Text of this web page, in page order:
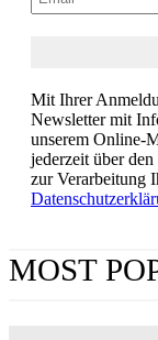
Mit Ihrer
Newsletter mit
unserem Online-
jederzeit über
zur Verarbeitung
MOST